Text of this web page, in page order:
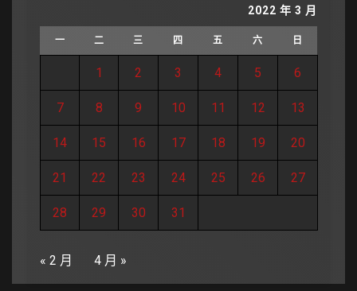
2022 年 3 月
一 二 三 四 五 六 日
1 2 3 4 5 6
7 8 9 10 11 12 13
14 15 16 17 18 19 20
21 22 23 24 25 26 27
28 29 30 31
« 2 月 4 月 »